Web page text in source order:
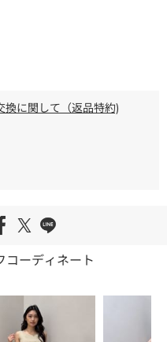
換に関して（返品特約)
コーディネート